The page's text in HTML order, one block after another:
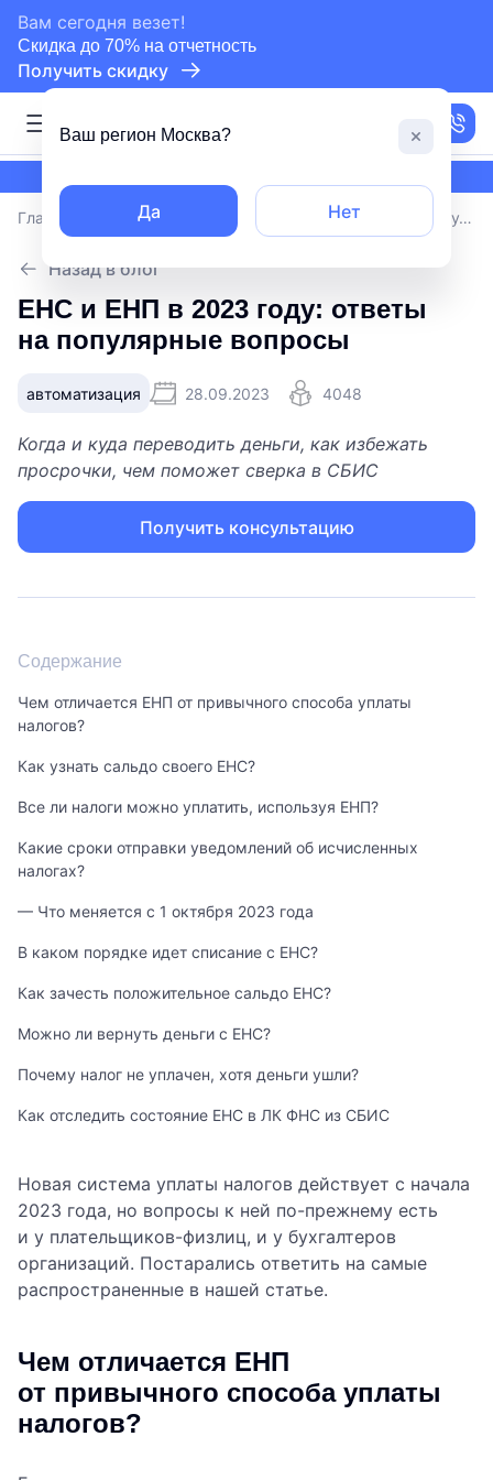
Вам сегодня везет!
Скидка до 70% на отчетность
Получить скидку
Москва
сертифицированный партнер СБИС
Главная Блог/ ЕНС и ЕНП в 2023 году: ответы на популярные вопросы
Назад в блог
ЕНС и ЕНП в 2023 году: ответы
на популярные вопросы
автоматизация 28.09.2023 4048
Когда и куда переводить деньги, как избежать
просрочки, чем поможет сверка в СБИС
Получить консультацию
Содержание
Чем отличается ЕНП от привычного способа уплаты
налогов?
Как узнать сальдо своего ЕНС?
Все ли налоги можно уплатить, используя ЕНП?
Какие сроки отправки уведомлений об исчисленных
налогах?
— Что меняется с 1 октября 2023 года
В каком порядке идет списание с ЕНС?
Как зачесть положительное сальдо ЕНС?
Можно ли вернуть деньги с ЕНС?
Почему налог не уплачен, хотя деньги ушли?
Как отследить состояние ЕНС в ЛК ФНС из СБИС
Новая система уплаты налогов действует с начала
2023 года, но вопросы к ней по-прежнему есть
и у плательщиков-физлиц, и у бухгалтеров
организаций. Постарались ответить на самые
распространенные в нашей статье.
Чем отличается ЕНП
от привычного способа уплаты
налогов?
Ваш регион Москва?
Да Нет